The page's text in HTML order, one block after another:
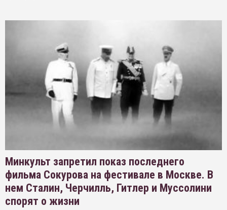
Минкульт запретил показ последнего
фильма Сокурова на фестивале в Москве. В
нем Сталин, Черчилль, Гитлер и Муссолини
спорят о жизни